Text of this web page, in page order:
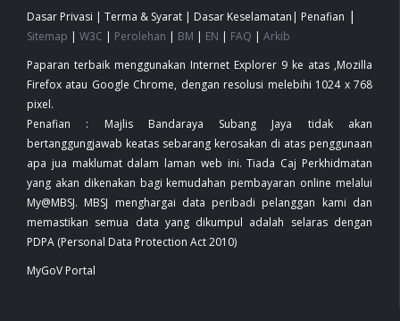
Dasar Privasi | Terma & Syarat | Dasar Keselamatan | Penafian |
Sitemap | W3C | Perolehan | BM | EN | FAQ | Arkib
Paparan terbaik menggunakan Internet Explorer 9 ke atas ,Mozilla
Firefox atau Google Chrome, dengan resolusi melebihi 1024 x 768
pixel.
Penafian : Majlis Bandaraya Subang Jaya tidak akan
bertanggungjawab keatas sebarang kerosakan di atas penggunaan
apa jua maklumat dalam laman web ini. Tiada Caj Perkhidmatan
yang akan dikenakan bagi kemudahan pembayaran online melalui
My@MBSJ. MBSJ menghargai data peribadi pelanggan kami dan
memastikan semua data yang dikumpul adalah selaras dengan
PDPA (Personal Data Protection Act 2010)
MyGoV Portal